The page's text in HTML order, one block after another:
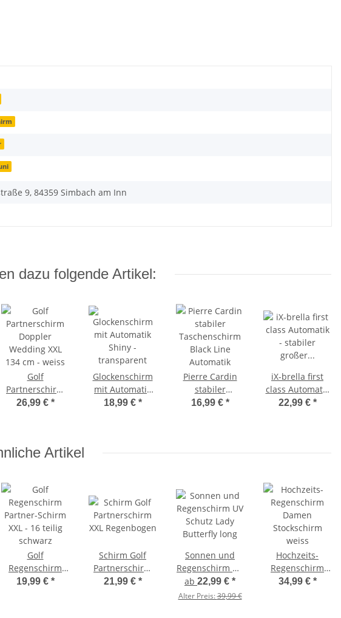
9, 84359 Simbach am Inn
dazu folgende Artikel:
Golf
Partnerschirm
Doppler
26,99 € *
Glockenschirm
mit Automatik
Shiny -
18,99 € *
Pierre Cardin
stabiler
Taschenschirm
16,99 € *
iX-brella first
class Automatik
- stabiler großer
22,99 € *
Artikel
Golf
Regenschirm
Partner-Schirm
19,99 € *
Schirm Golf
Partnerschirm
XXL Regenbogen
21,99 € *
Sonnen und
Regenschirm UV
Schutz Lady
Butterfly long
ab 22,99 € *
Alter Preis:39,99 €
Hochzeits-
Regenschirm
Damen
34,99 € *